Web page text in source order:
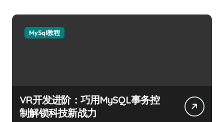
MySql教程
VR开发进阶：巧用MySQL事务控
制解锁科技新战力